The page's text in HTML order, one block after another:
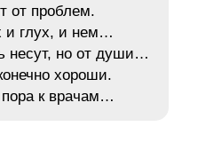
от проблем.
и глух, и нем…
несут, но от души…
хороши.
к врачам…